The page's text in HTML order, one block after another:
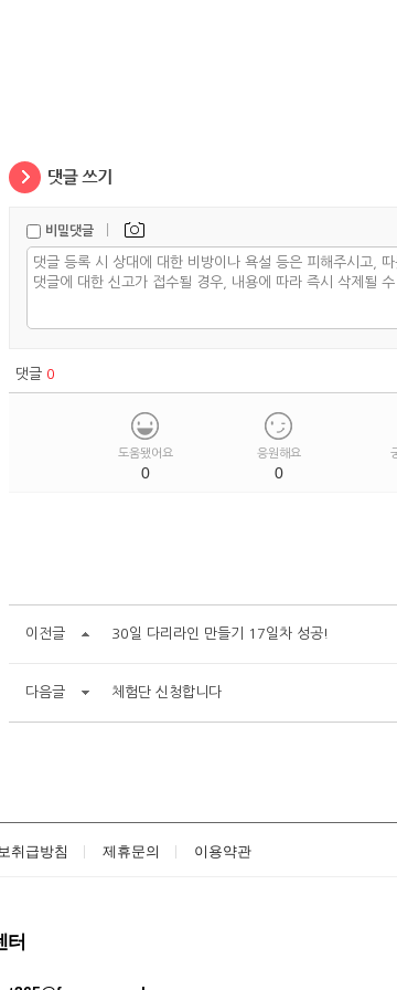
비밀댓글
댓글 0
도움됐어요
0
응원해요
0
이전글 30일 다리라인 만들기 17일차 성공!
다음글 체험단 신청합니다
취급방침 제휴문의 이용약관
터